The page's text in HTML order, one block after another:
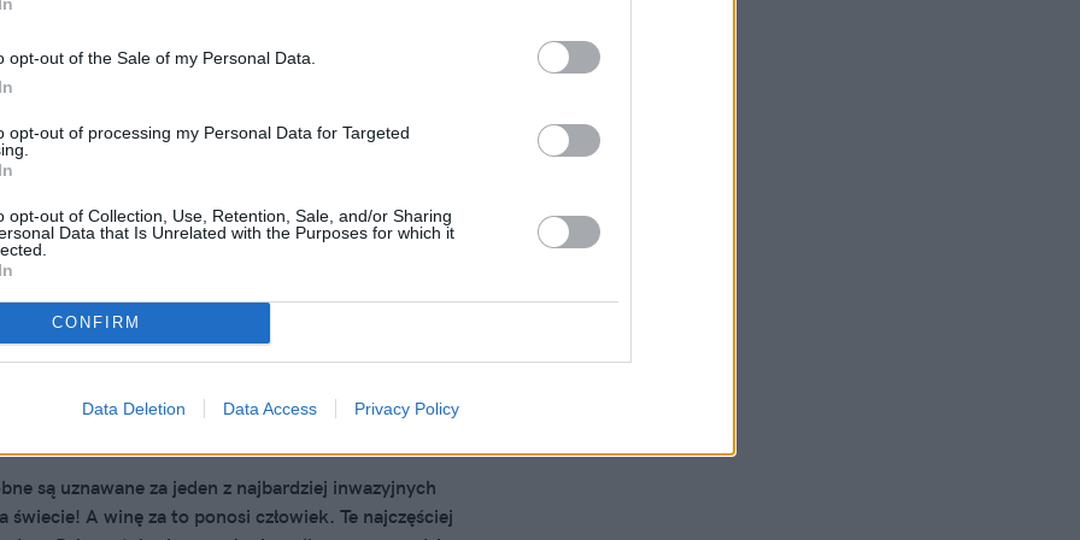
opt-out of the Sale of my Personal Data.
opt-out of processing my Personal Data for Targeted
opt-out of Collection, Use, Retention, Sale, and/or Sharing
Data that Is Unrelated with the Purposes for which it
CONFIRM
Data Deletion Data Access Privacy Policy
2024, 10:29
zwierzęta na Półwyspie
Gdzie ich szukać w Hiszpanii?
znany z malowniczych krajobrazów i bogatej
również niezwykłe tajemnice przyrody. Hiszpania, z jej
zwierząt. Przygotuj się na przygodę w poszukiwaniu
mieszkańców tej części Europy!
2024, 19:58
z najbardziej inwazyjnych gatunków
W latach 90. były hitem w
są uznawane za jeden z najbardziej inwazyjnych
świecie! A winę za to ponosi człowiek. Te najczęściej